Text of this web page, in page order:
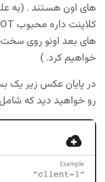
های اون هستند . (به
های بعد اونو روی سخت
خواهیم کرد. )
در پایان عکس زیر یک
رو خواهید دید که